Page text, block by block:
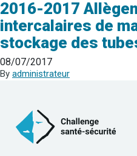
2016-2017
intercalaires de
stockage des
08/07/2017
By administrateur